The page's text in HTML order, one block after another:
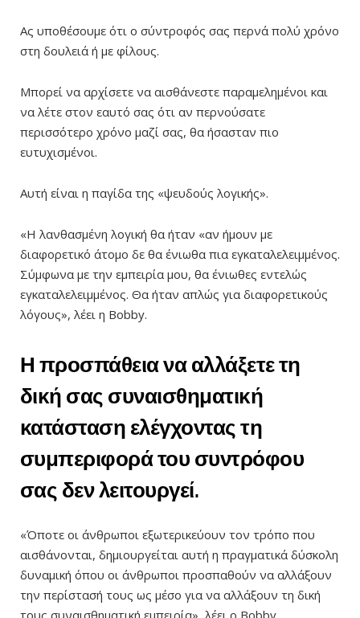
Ας υποθέσουμε ότι ο σύντροφός σας περνά πολύ χρόνο
στη δουλειά ή με φίλους.
Μπορεί να αρχίσετε να αισθάνεστε παραμελημένοι και
να λέτε στον εαυτό σας ότι αν περνούσατε
περισσότερο χρόνο μαζί σας, θα ήσασταν πιο
ευτυχισμένοι.
Αυτή είναι η παγίδα της «ψευδούς λογικής».
«Η λανθασμένη λογική θα ήταν «αν ήμουν με
διαφορετικό άτομο δε θα ένιωθα πια εγκαταλελειμμένος.
Σύμφωνα με την εμπειρία μου, θα ένιωθες εντελώς
εγκαταλελειμμένος. Θα ήταν απλώς για διαφορετικούς
λόγους», λέει η Bobby.
Η προσπάθεια να αλλάξετε τη
δική σας συναισθηματική
κατάσταση ελέγχοντας τη
συμπεριφορά του συντρόφου
σας δεν λειτουργεί.
«Όποτε οι άνθρωποι εξωτερικεύουν τον τρόπο που
αισθάνονται, δημιουργείται αυτή η πραγματικά δύσκολη
δυναμική όπου οι άνθρωποι προσπαθούν να αλλάξουν
την περίστασή τους ως μέσο για να αλλάξουν τη δική
τους συναισθηματική εμπειρία», λέει ο Bobby.